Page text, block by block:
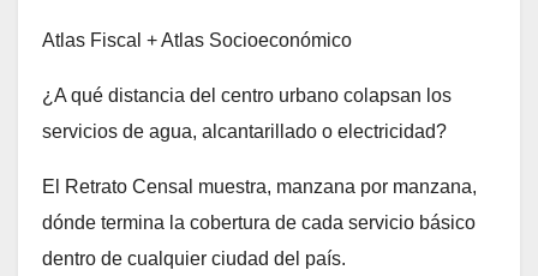
Atlas Fiscal + Atlas Socioeconómico
¿A qué distancia del centro urbano colapsan los
servicios de agua, alcantarillado o electricidad?
El Retrato Censal muestra, manzana por manzana,
dónde termina la cobertura de cada servicio básico
dentro de cualquier ciudad del país.